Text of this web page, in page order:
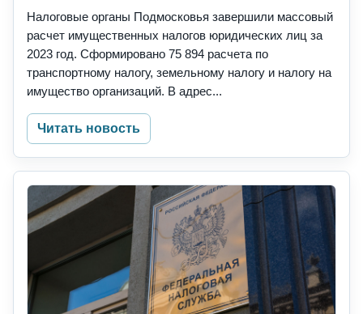
Налоговые органы Подмосковья завершили массовый
расчет имущественных налогов юридических лиц за
2023 год. Cформировано 75 894 расчета по
транспортному налогу, земельному налогу и налогу на
имущество организаций. В адрес...
Читать новость